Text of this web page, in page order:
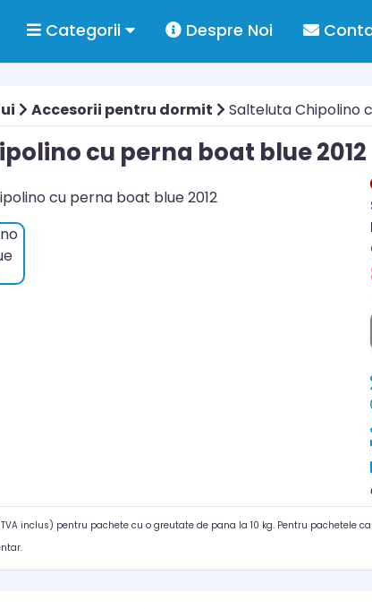
Categorii Despre Noi
Accesorii pentru dormit Salteluta Chipolino
cu perna boat blue 2012
inclus) pentru pachete cu o greutate de pana la 10 kg. Pentru pachetele